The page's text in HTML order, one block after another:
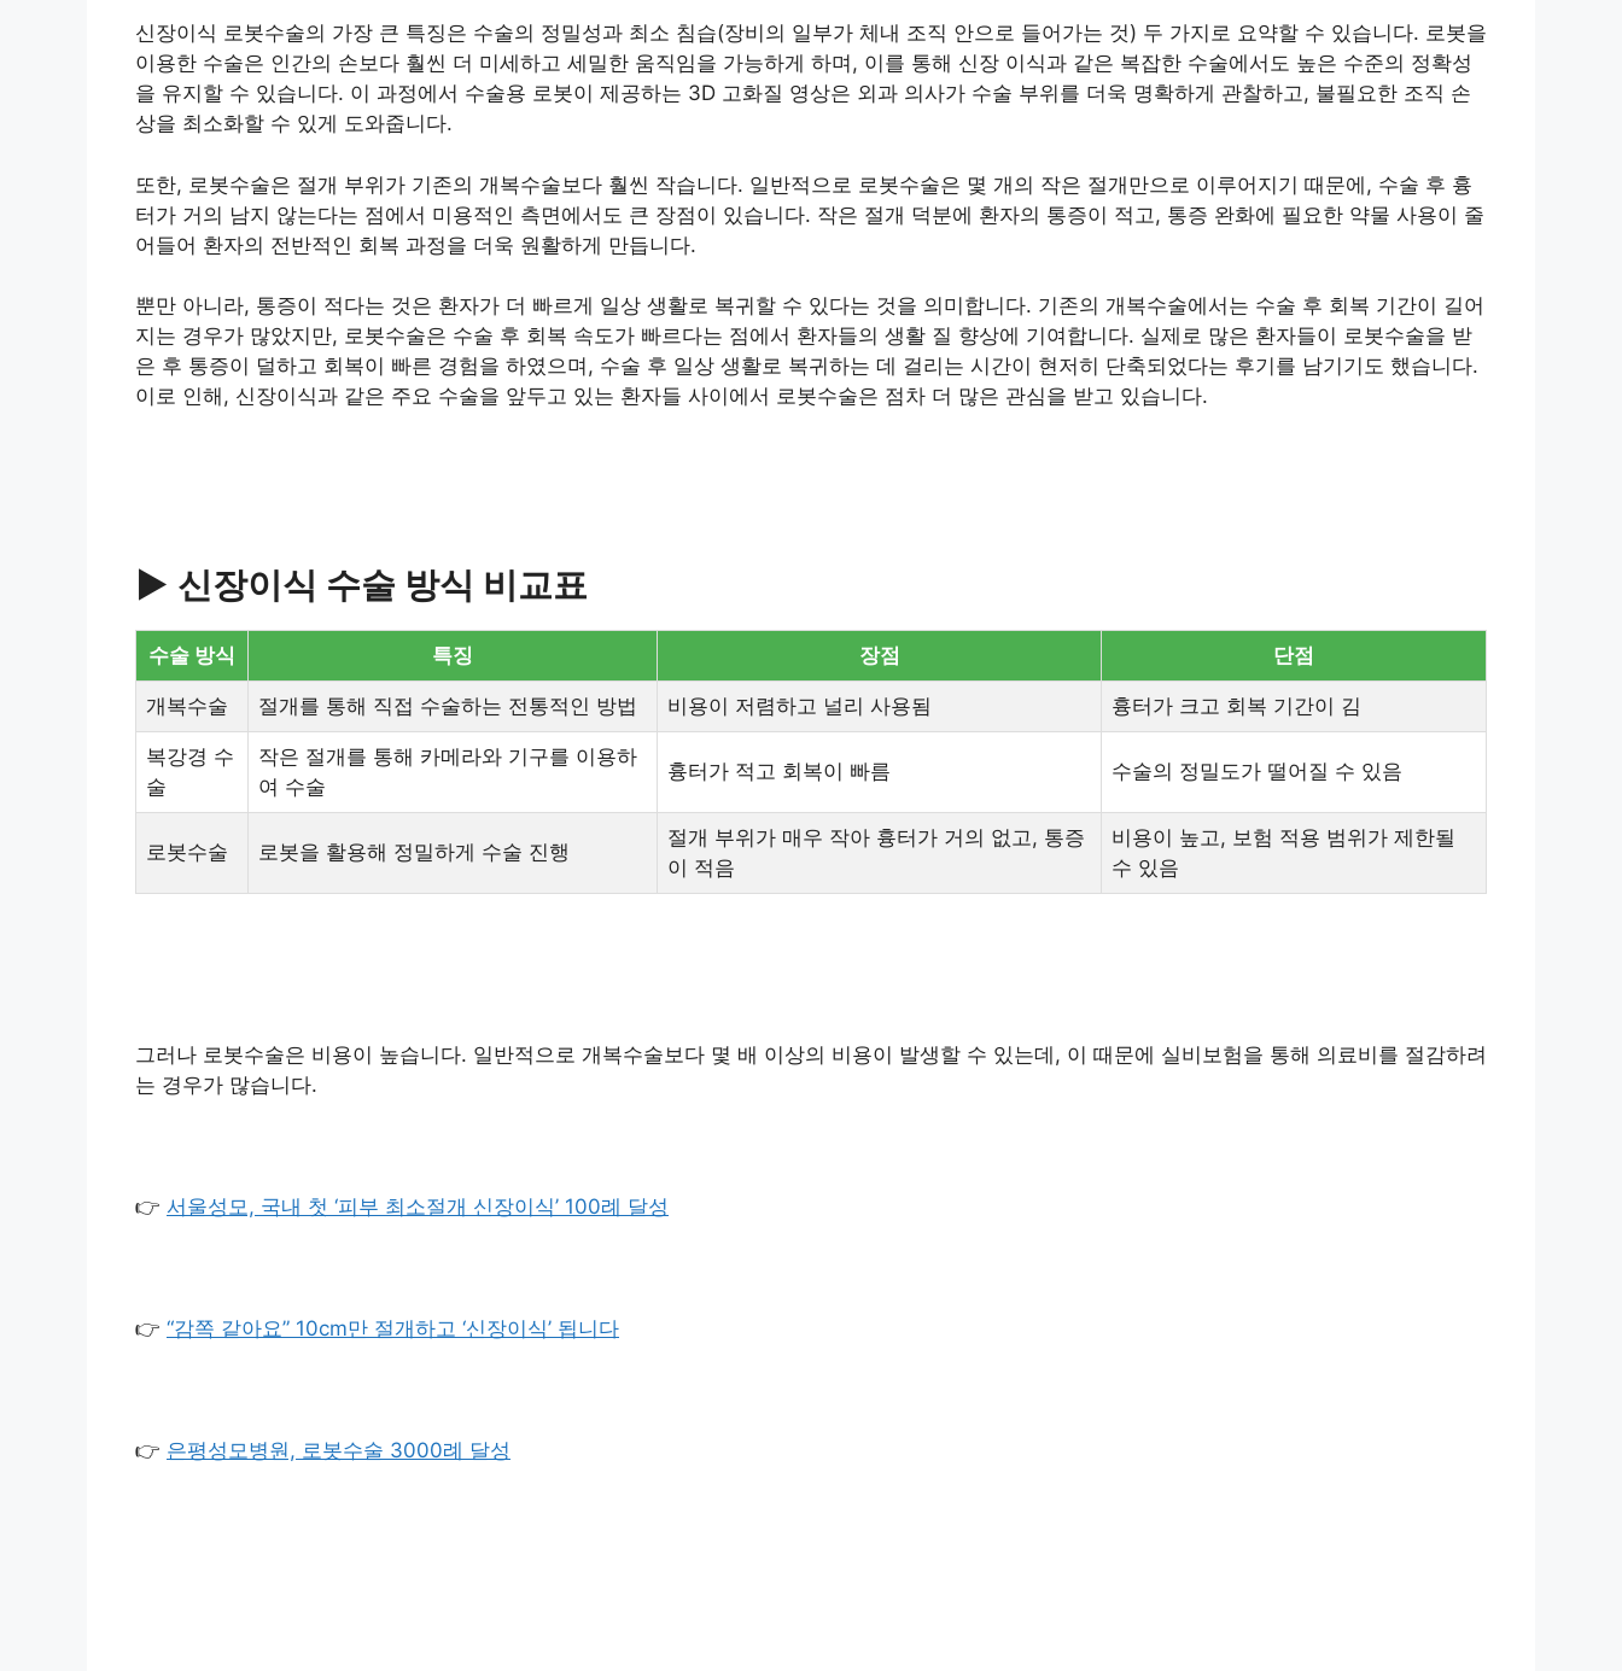
신장이식 로봇수술의 가장 큰 특징은 수술의 정밀성과 최소 침습(장비의 일부가 체내 조직 안으로 들어가는 것) 두 가지로 요약할 수 있습니다. 로봇을
이용한 수술은 인간의 손보다 훨씬 더 미세하고 세밀한 움직임을 가능하게 하며, 이를 통해 신장 이식과 같은 복잡한 수술에서도 높은 수준의 정확성
을 유지할 수 있습니다. 이 과정에서 수술용 로봇이 제공하는 3D 고화질 영상은 외과 의사가 수술 부위를 더욱 명확하게 관찰하고, 불필요한 조직 손
상을 최소화할 수 있게 도와줍니다.
또한, 로봇수술은 절개 부위가 기존의 개복수술보다 훨씬 작습니다. 일반적으로 로봇수술은 몇 개의 작은 절개만으로 이루어지기 때문에, 수술 후 흉
터가 거의 남지 않는다는 점에서 미용적인 측면에서도 큰 장점이 있습니다. 작은 절개 덕분에 환자의 통증이 적고, 통증 완화에 필요한 약물 사용이 줄
어들어 환자의 전반적인 회복 과정을 더욱 원활하게 만듭니다.
뿐만 아니라, 통증이 적다는 것은 환자가 더 빠르게 일상 생활로 복귀할 수 있다는 것을 의미합니다. 기존의 개복수술에서는 수술 후 회복 기간이 길어
지는 경우가 많았지만, 로봇수술은 수술 후 회복 속도가 빠르다는 점에서 환자들의 생활 질 향상에 기여합니다. 실제로 많은 환자들이 로봇수술을 받
은 후 통증이 덜하고 회복이 빠른 경험을 하였으며, 수술 후 일상 생활로 복귀하는 데 걸리는 시간이 현저히 단축되었다는 후기를 남기기도 했습니다.
이로 인해, 신장이식과 같은 주요 수술을 앞두고 있는 환자들 사이에서 로봇수술은 점차 더 많은 관심을 받고 있습니다.
▶ 신장이식 수술 방식 비교표
수술 방식 특징 장점 단점
개복수술 절개를 통해 직접 수술하는 전통적인 방법 비용이 저렴하고 널리 사용됨 흉터가 크고 회복 기간이 김
복강경 수
술
작은 절개를 통해 카메라와 기구를 이용하
여 수술
흉터가 적고 회복이 빠름 수술의 정밀도가 떨어질 수 있음
로봇수술 로봇을 활용해 정밀하게 수술 진행
절개 부위가 매우 작아 흉터가 거의 없고, 통증
이 적음
비용이 높고, 보험 적용 범위가 제한될
수 있음
그러나 로봇수술은 비용이 높습니다. 일반적으로 개복수술보다 몇 배 이상의 비용이 발생할 수 있는데, 이 때문에 실비보험을 통해 의료비를 절감하려
는 경우가 많습니다.
👉 서울성모, 국내 첫 ‘피부 최소절개 신장이식’ 100례 달성
👉 “감쪽 같아요” 10cm만 절개하고 ‘신장이식’ 됩니다
👉 은평성모병원, 로봇수술 3000례 달성